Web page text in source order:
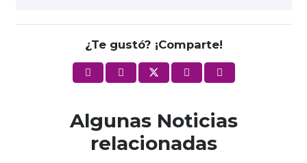
¿Te gustó? ¡Comparte!
Algunas Noticias
relacionadas